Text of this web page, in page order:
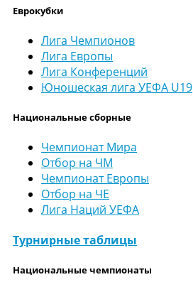
Еврокубки
Лига Чемпионов
Лига Европы
Лига Конференций
Юношеская лига УЕФА U19
Национальные сборные
Чемпионат Мира
Отбор на ЧМ
Чемпионат Европы
Отбор на ЧЕ
Лига Наций УЕФА
Турнирные таблицы
Национальные чемпионаты